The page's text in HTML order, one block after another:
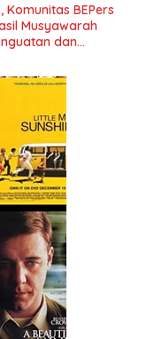
Komunitas BEPers
Musyawarah
dan